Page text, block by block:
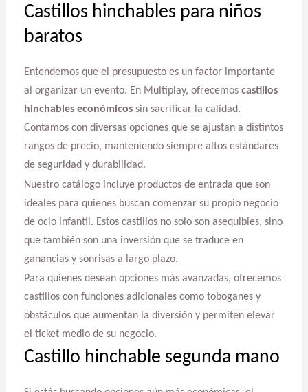
Castillos hinchables para niños
baratos
Entendemos que el presupuesto es un factor importante
al organizar un evento. En Multiplay, ofrecemos castillos
hinchables económicossin sacrificar la calidad.
Contamos con diversas opciones que se ajustan a distintos
rangos de precio, manteniendo siempre altos estándares
de seguridad y durabilidad.
Nuestro catálogo incluye productos de entrada que son
ideales para quienes buscan comenzar su propio negocio
de ocio infantil. Estos castillos no solo son asequibles, sino
que también son una inversión que se traduce en
ganancias y sonrisas a largo plazo.
Para quienes desean opciones más avanzadas, ofrecemos
castillos con funciones adicionales como toboganes y
obstáculos que aumentan la diversión y permiten elevar
el ticket medio de su negocio.
Castillo hinchable segunda mano